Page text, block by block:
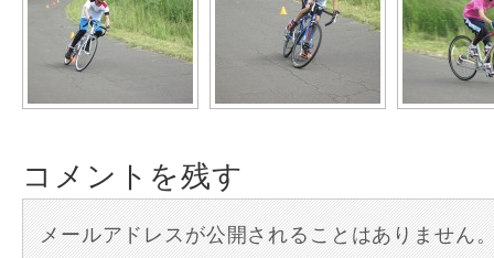
コメントを残す
メールアドレスが公開されることはありません